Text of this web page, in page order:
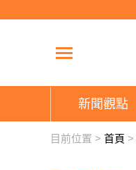
新聞觀點
目前位置 > 首頁 >